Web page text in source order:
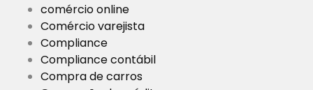
comércio online
Comércio varejista
Compliance
Compliance contábil
Compra de carros